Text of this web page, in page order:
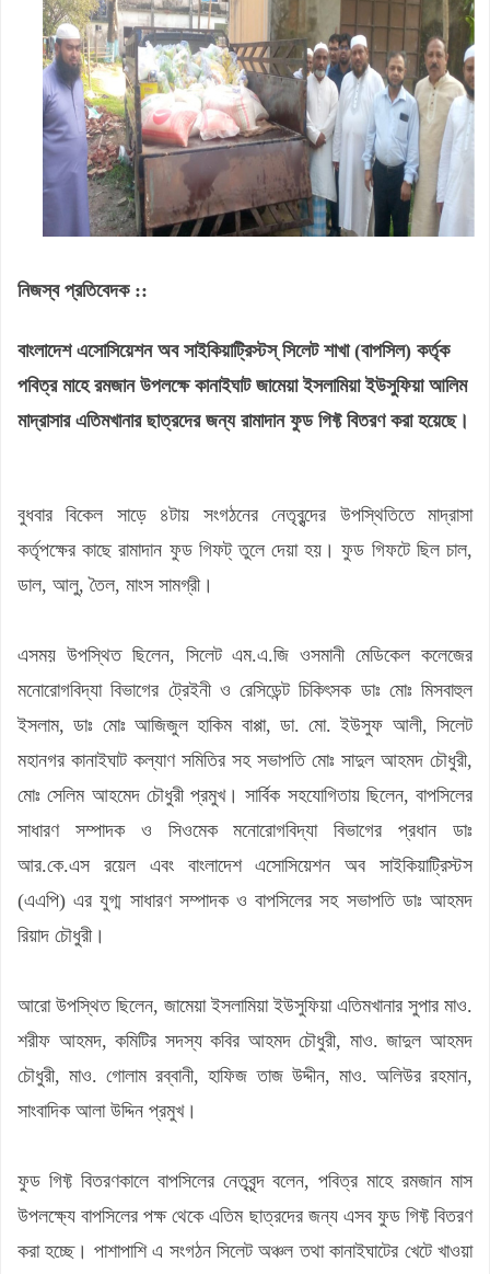
নিজস্ব প্রতিবেদক ::
বাংলাদেশ এসোসিয়েশন অব সাইকিয়াট্রিস্টস্ সিলেট শাখা (বাপসিল) কর্তৃক
পবিত্র মাহে রমজান উপলক্ষে কানাইঘাট জামেয়া ইসলামিয়া ইউসুফিয়া আলিম
মাদ্রাসার এতিমখানার ছাত্রদের জন্য রামাদান ফুড গিফ্ট বিতরণ করা হয়েছে।
বুধবার বিকেল সাড়ে ৪টায় সংগঠনের নেতৃবৃন্দের উপস্থিতিতে মাদ্রাসা
কর্তৃপক্ষের কাছে রামাদান ফুড গিফট্ তুলে দেয়া হয়। ফুড গিফটে ছিল চাল,
ডাল, আলু, তৈল, মাংস সামগ্রী।
এসময় উপস্থিত ছিলেন, সিলেট এম.এ.জি ওসমানী মেডিকেল কলেজের
মনোরোগবিদ্যা বিভাগের ট্রেইনী ও রেসিডেন্ট চিকিৎসক ডাঃ মোঃ মিসবাহুল
ইসলাম, ডাঃ মোঃ আজিজুল হাকিম বাপ্পা, ডা. মো. ইউসুফ আলী, সিলেট
মহানগর কানাইঘাট কল্যাণ সমিতির সহ সভাপতি মোঃ সাদুল আহমদ চৌধুরী,
মোঃ সেলিম আহমেদ চৌধুরী প্রমুখ। সার্বিক সহযোগিতায় ছিলেন, বাপসিলের
সাধারণ সম্পাদক ও সিওমেক মনোরোগবিদ্যা বিভাগের প্রধান ডাঃ
আর.কে.এস রয়েল এবং বাংলাদেশ এসোসিয়েশন অব সাইকিয়াট্রিস্টস
(এএপি) এর যুগ্ম সাধারণ সম্পাদক ও বাপসিলের সহ সভাপতি ডাঃ আহমদ
রিয়াদ চৌধুরী।
আরো উপস্থিত ছিলেন, জামেয়া ইসলামিয়া ইউসুফিয়া এতিমখানার সুপার মাও.
শরীফ আহমদ, কমিটির সদস্য কবির আহমদ চৌধুরী, মাও. জাদুল আহমদ
চৌধুরী, মাও. গোলাম রব্বানী, হাফিজ তাজ উদ্দীন, মাও. অলিউর রহমান,
সাংবাদিক আলা উদ্দিন প্রমুখ।
ফুড গিফ্ট বিতরণকালে বাপসিলের নেতৃবৃন্দ বলেন, পবিত্র মাহে রমজান মাস
উপলক্ষ্যে বাপসিলের পক্ষ থেকে এতিম ছাত্রদের জন্য এসব ফুড গিফ্ট বিতরণ
করা হচ্ছে। পাশাপাশি এ সংগঠন সিলেট অঞ্চল তথা কানাইঘাটের খেটে খাওয়া